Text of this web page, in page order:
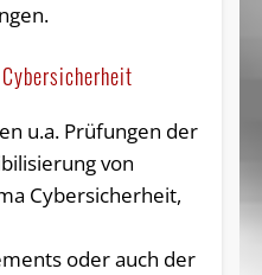
u.a. Prüfungen der
von
Cybersicherheit,
oder auch der